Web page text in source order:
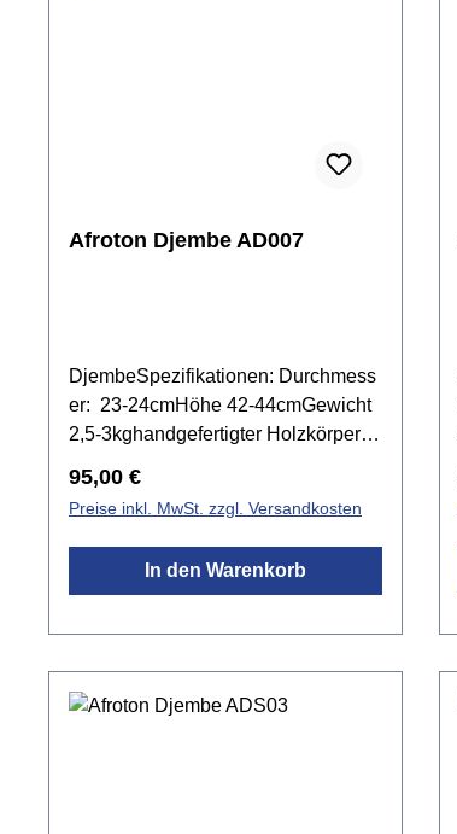
Afroton Djembe AD007
DjembeSpezifikationen: Durchmess
er: 23-24cmHöhe 42-44cmGewicht
2,5-3kghandgefertigter Holzkörper
StammZiegenfellstimmbare
Schnurbespannungbreite
Dynamikhandliche Djembe für
Kinder und Erwachseneideal für
Früherziehungauch mit
(seitwärts unter dem
Regulärer Preis:
95,00 €
Preise inkl. MwSt. zzgl. Versandkosten
In den Warenkorb